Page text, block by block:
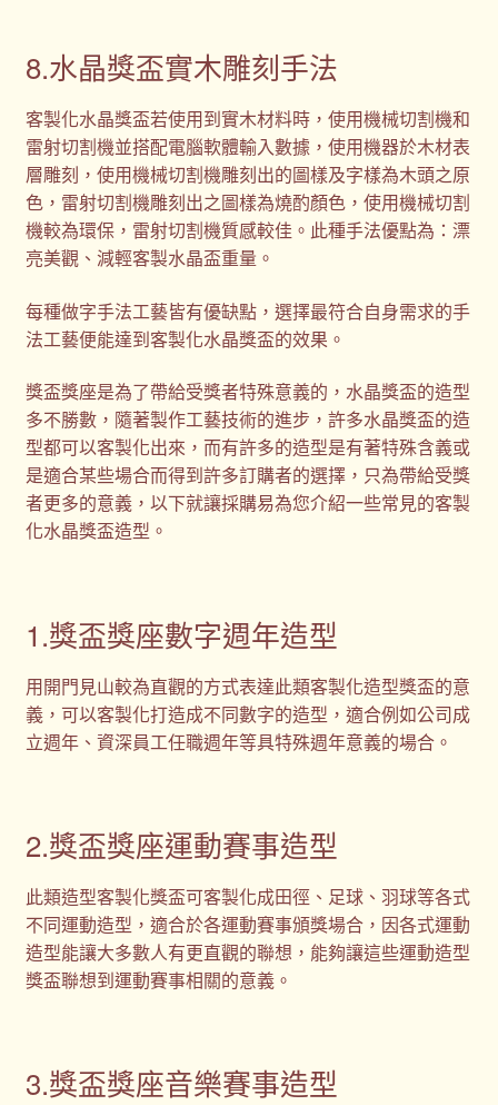
8.水晶獎盃實木雕刻手法
客製化水晶獎盃若使用到實木材料時，使用機械切割機和
雷射切割機並搭配電腦軟體輸入數據，使用機器於木材表
層雕刻，使用機械切割機雕刻出的圖樣及字樣為木頭之原
色，雷射切割機雕刻出之圖樣為燒酌顏色，使用機械切割
機較為環保，雷射切割機質感較佳。此種手法優點為：漂
亮美觀、減輕客製水晶盃重量。
每種做字手法工藝皆有優缺點，選擇最符合自身需求的手
法工藝便能達到客製化水晶獎盃的效果。
獎盃獎座是為了帶給受獎者特殊意義的，水晶獎盃的造型
多不勝數，隨著製作工藝技術的進步，許多水晶獎盃的造
型都可以客製化出來，而有許多的造型是有著特殊含義或
是適合某些場合而得到許多訂購者的選擇，只為帶給受獎
者更多的意義，以下就讓採購易為您介紹一些常見的客製
化水晶獎盃造型。
1.獎盃獎座數字週年造型
用開門見山較為直觀的方式表達此類客製化造型獎盃的意
義，可以客製化打造成不同數字的造型，適合例如公司成
立週年、資深員工任職週年等具特殊週年意義的場合。
2.獎盃獎座運動賽事造型
此類造型客製化獎盃可客製化成田徑、足球、羽球等各式
不同運動造型，適合於各運動賽事頒獎場合，因各式運動
造型能讓大多數人有更直觀的聯想，能夠讓這些運動造型
獎盃聯想到運動賽事相關的意義。
3.獎盃獎座音樂賽事造型